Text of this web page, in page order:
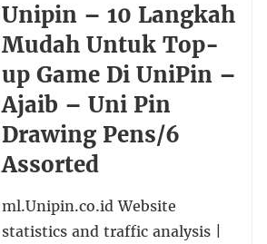
Unipin – 10 Langkah
Mudah Untuk Top-
up Game Di UniPin –
Ajaib – Uni Pin
Drawing Pens/6
Assorted
ml.Unipin.co.id Website
statistics and traffic analysis |